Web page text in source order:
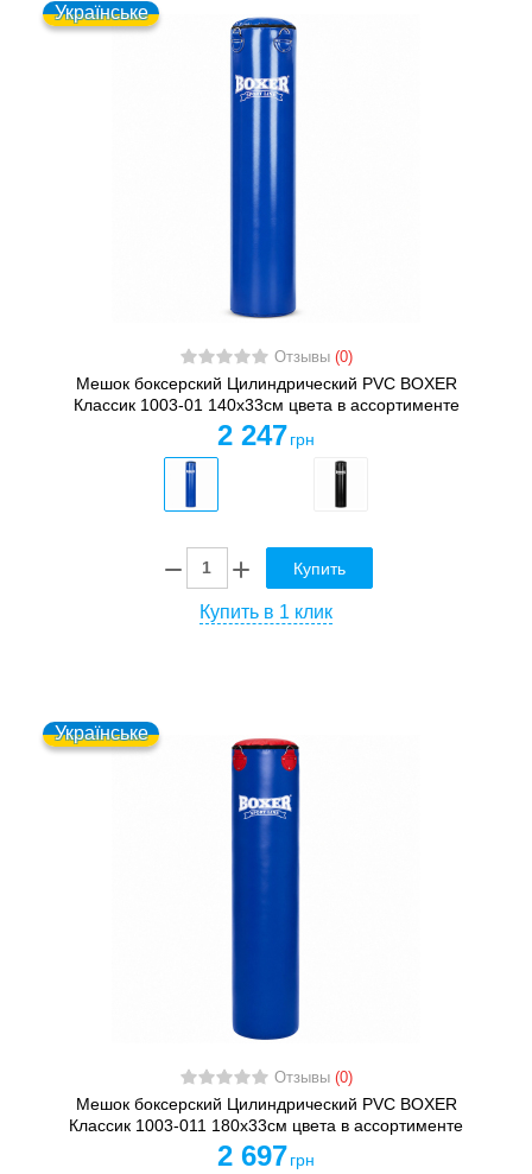
Українське
Отзывы (0)
Мешок боксерский Цилиндрический PVC BOXER
Классик 1003-01 140х33см цвета в ассортименте
2 247 грн
Купить
Купить в 1 клик
Українське
Отзывы (0)
Мешок боксерский Цилиндрический PVC BOXER
Классик 1003-011 180х33см цвета в ассортименте
2 697 грн